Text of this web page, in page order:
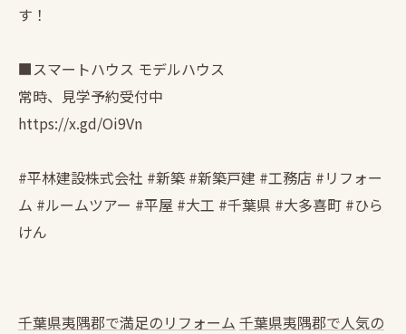
す！
■スマートハウス モデルハウス
常時、見学予約受付中
https://x.gd/Oi9Vn
#平林建設株式会社 #新築 #新築戸建 #工務店 #リフォー
ム #ルームツアー #平屋 #大工 #千葉県 #大多喜町 #ひら
けん
千葉県夷隅郡で満足のリフォーム 千葉県夷隅郡で人気の